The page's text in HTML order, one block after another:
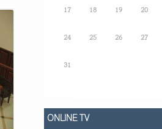
17 18 19 20
24 25 26 27
31
ONLINE TV